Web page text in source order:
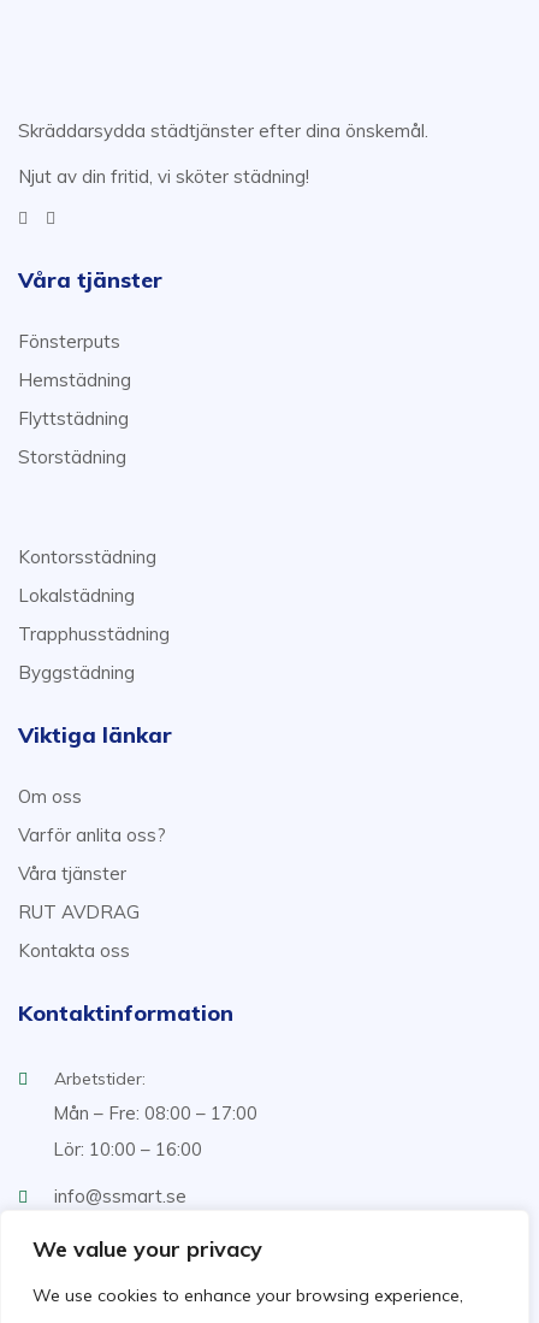
We value your privacy
We use cookies to enhance your browsing experience,
Skräddarsydda städtjänster efter dina önskemål.
Njut av din fritid, vi sköter städning!
Våra tjänster
Fönsterputs
Hemstädning
Flyttstädning
Storstädning
Kontorsstädning
Lokalstädning
Trapphusstädning
Byggstädning
Viktiga länkar
Om oss
Varför anlita oss?
Våra tjänster
RUT AVDRAG
Kontakta oss
Kontaktinformation
Arbetstider:
Mån – Fre: 08:00 – 17:00
Lör: 10:00 – 16:00
info@ssmart.se
+46707322222